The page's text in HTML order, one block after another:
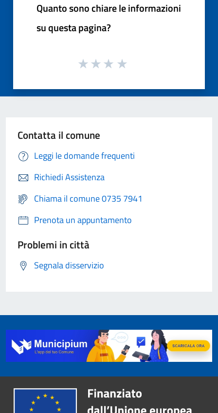
Quanto sono chiare le informazioni
su questa pagina?
Contatta il comune
Leggi le domande frequenti
Richiedi Assistenza
Chiama il comune 0735 7941
Prenota un appuntamento
Problemi in città
Segnala disservizio